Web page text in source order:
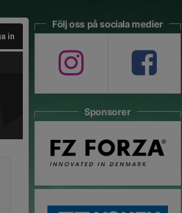
in
Följ oss på sociala medier
Sponsorer